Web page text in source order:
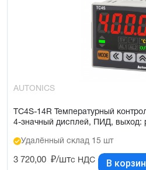
AUTONICS
TC4S-14R Температурный
4-значный дисплей, ПИД, выход:
Удалённый склад 15 шт
3 720,00 ₽/штс НДС В